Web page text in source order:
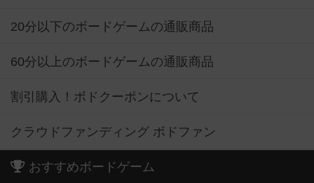
20分以下のボードゲームの通販商品
60分以上のボードゲームの通販商品
割引購入！ボドクーポンについて
クラウドファンディング ボドファン
おすすめボードゲーム